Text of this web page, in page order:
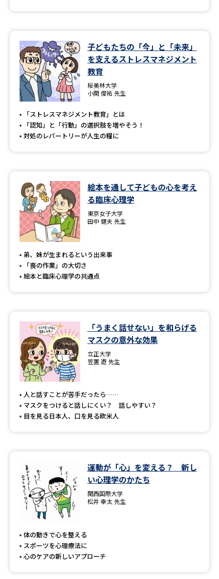
子どもたちの「今」と「未来」
を支えるストレスマネジメント
教育
桜美林大学
小関 俊祐 先生
「ストレスマネジメント教育」とは
「認知」と「行動」の選択肢を増やそう！
対処のレパートリーが人生の糧に
絵本を通して子どもの心を考え
る臨床心理学
東京女子大学
田中 健夫 先生
弟、妹が生まれるという出来事
「喪の作業」の大切さ
絵本と臨床心理学の共通点
「うまく話せない」を和らげる
マスクの意外な効果
立正大学
笠置 遊 先生
人と話すことが苦手だったら……
マスクをつけると話しにくい？ 話しやすい？
目を見る日本人、口を見る欧米人
運動が「心」を変える？ 新し
い心理学のかたち
関西国際大学
松井 幸太 先生
体の動きで心を整える
スポーツを心理療法に
心のケアの新しいアプローチ